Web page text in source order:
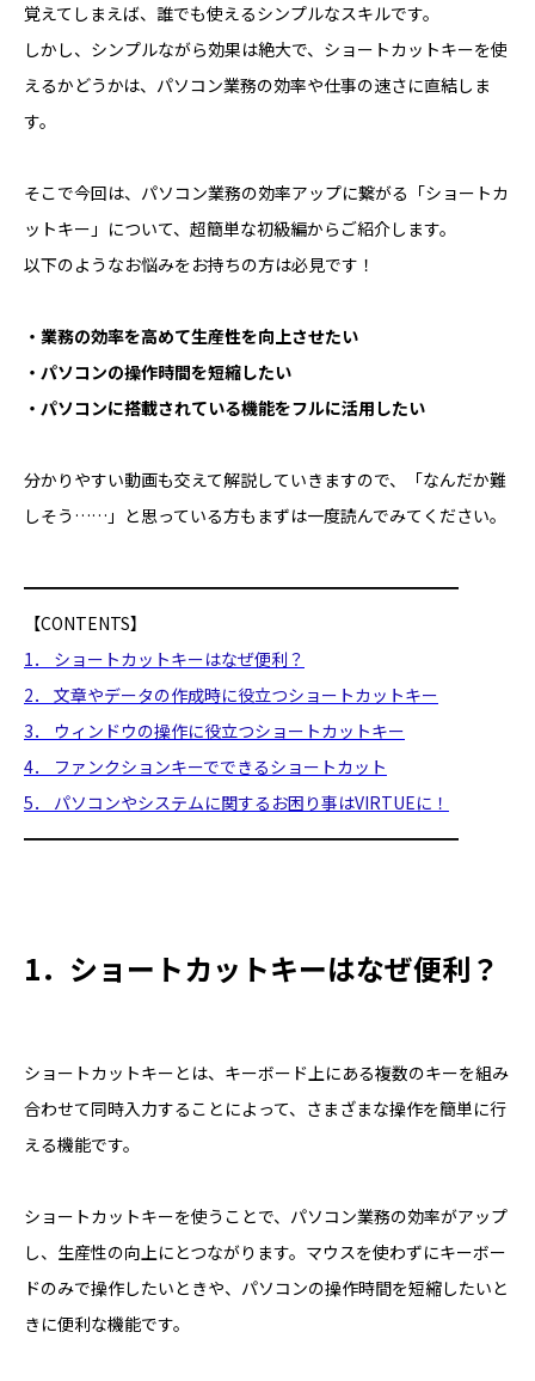
オフィスデザイン
システムデザイン
COMPANY
スペシャルコンテンツ
VIIP
NEWS & TOPICS
お問い合わせ
覚えてしまえば、誰でも使えるシンプルなスキルです。
しかし、シンプルながら効果は絶大で、ショートカットキーを使
えるかどうかは、パソコン業務の効率や仕事の速さに直結しま
す。
そこで今回は、パソコン業務の効率アップに繋がる「ショートカ
ットキー」について、超簡単な初級編からご紹介します。
以下のようなお悩みをお持ちの方は必見です！
・業務の効率を高めて生産性を向上させたい
・パソコンの操作時間を短縮したい
・パソコンに搭載されている機能をフルに活用したい
分かりやすい動画も交えて解説していきますので、「なんだか難
しそう……」と思っている方もまずは一度読んでみてください。
━━━━━━━━━━━━━━━━━━━━━━━━━━
【CONTENTS】
1． ショートカットキーはなぜ便利？
2． 文章やデータの作成時に役立つショートカットキー
3． ウィンドウの操作に役立つショートカットキー
4． ファンクションキーでできるショートカット
5． パソコンやシステムに関するお困り事はVIRTUEに！
━━━━━━━━━━━━━━━━━━━━━━━━━━
1．ショートカットキーはなぜ便利？
ショートカットキーとは、キーボード上にある複数のキーを組み
合わせて同時入力することによって、さまざまな操作を簡単に行
える機能です。
ショートカットキーを使うことで、パソコン業務の効率がアップ
し、生産性の向上にとつながります。マウスを使わずにキーボー
ドのみで操作したいときや、パソコンの操作時間を短縮したいと
きに便利な機能です。